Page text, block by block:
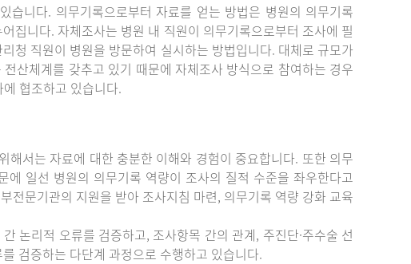
습니다. 의무기록으로부터 자료를 얻는 방법은 병원의 의무기록
집니다. 자체조사는 병원 내 직원이 의무기록으로부터 조사에 필
청 직원이 병원을 방문하여 실시하는 방법입니다. 대체로 규모가
산체계를 갖추고 있기 때문에 자체조사 방식으로 참여하는 경우
협조하고 있습니다.
서는 자료에 대한 충분한 이해와 경험이 중요합니다. 또한 의무
일선 병원의 의무기록 역량이 조사의 질적 수준을 좌우한다고
전문기관의 지원을 받아 조사지침 마련, 의무기록 역량 강화 교육
논리적 오류를 검증하고, 조사항목 간의 관계, 주진단·주수술 선
검증하는 다단계 과정으로 수행하고 있습니다.